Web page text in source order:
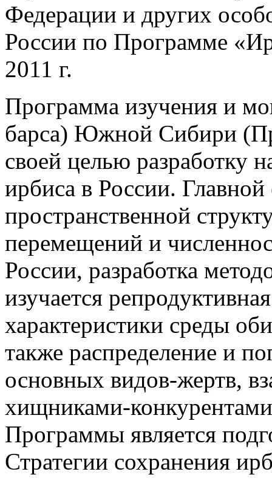
Федерации и других
России по Программе
2011 г.
Программа изучения и
барса) Южной Сибири
своей целью разработку
ирбиса в России. Главной
пространственной
перемещений и
России, разработка
изучается
характеристики среды
также распределение и
основных видов-жертв,
хищниками-
Программы является
Стратегии сохранения